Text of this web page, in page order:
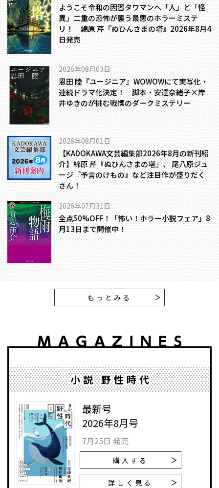
ようこそ令和の因習タワマンへ――「人」と「怪
異」二重の恐怖が襲う最悪のホラーミステ
リ！ 綿原 芹『ぬひんさまの塔』2026年8月4
日発売
2026年08月03日
恩田 陸『ユージニア』WOWOWにて実写化・
連続ドラマ化決定！ 脚本・安達奈緒子×岸
井ゆきのが挑む戦慄のダークミステリー
2026年08月01日
【KADOKAWA文芸編集部2026年8月の新刊紹
介】綿原 芹『ぬひんさまの塔』、 尾八原ジュ
ージ『予言のけもの』など注目作が盛りだく
さん！
2026年07月31日
全点50%OFF！「怖い！ホラー小説フェア」8
月13日まで開催中！
もっとみる
小説 野性時代
最新号
2026年8月号
7月25日 発売
購入する
詳しく見る